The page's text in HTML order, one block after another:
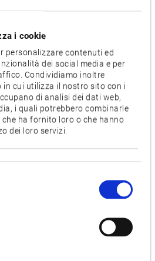
i cookie
personalizzare contenuti ed
dei social media e per
Condividiamo inoltre
in cui utilizza il nostro sito con i
di analisi dei dati web,
i quali potrebbero combinarle
ha fornito loro o che hanno
dei loro servizi.